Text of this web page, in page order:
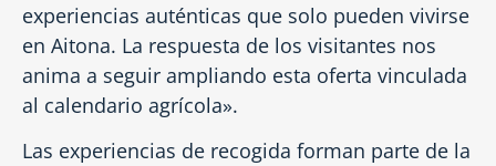
experiencias auténticas que solo pueden vivirse
en Aitona. La respuesta de los visitantes nos
anima a seguir ampliando esta oferta vinculada
al calendario agrícola».
Las experiencias de recogida forman parte de la